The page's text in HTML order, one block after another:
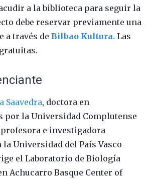
a la biblioteca para seguir la
debe reservar previamente una
a través de Bilbao Kultura. Las
Saavedra, doctora en
por la Universidad Complutense
e investigadora
la Universidad del País Vasco
el Laboratorio de Biología
Achucarro Basque Center of